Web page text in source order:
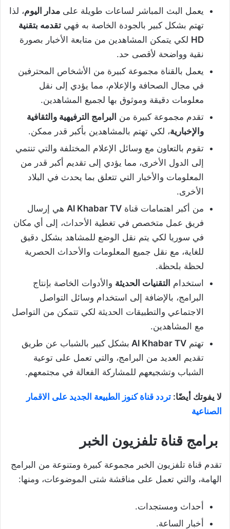
يعمل البث المباشر لساعات طويلة على مدار اليوم، لذا
تهتم بشكل كبير بالجودة الخاصة به فهي تقدمه بتقنية
HD لكي يتمكن المشاهدين من متابعة الأخبار بصورة
نقية وواضحة لأقصى حد.
يعمل بالقناة مجموعة كبيرة من الأشخاص المحترفين
في مجال الصحافة والإعلام، مما يؤدي إلى نقل
معلومات دقيقة وموثوق بها لجميع المشاهدين.
تقدم مجموعة كبيرة من البرامج الترفيهية والثقافية
والإخبارية، لكي تهتم بالمشاهدين بأكبر قدر ممكن.
تقوم بالتعاون مع وسائل الإعلام المختلفة والتي تنتمي
إلى الدول الأخرى، مما يؤدي إلى تقديم أكبر قدر من
المعلومات والأخبار التي تتعلق بما يحدث في البلاد
الأخرى.
من أكبر اهتمامات قناة Al Khabar TV هي إرسال
فريق عمل متخصص في تغطية الأحداث، إلى أي مكان
في سوريا لكي يتم نقل الوضع للمشاهد بشكل دقيق
للغاية، مع نقل جميع المعلومات والأحداث الحصرية
لحظة بلحظة.
استخدام التقنيات الحديثة والأدوات الخاصة بإنتاج
البرامج، بالإضافة إلى استخدام وسائل التواصل
الاجتماعي والتطبيقات الحديثة لكي تتمكن من التواصل
مع المشاهدين.
تهتم Al Khabar TV بشكل كبير بالشباب عن طريق
تقديم العديد من البرامج، والتي تعمل على توعية
الشباب وتشجيعهم للمشاركة الفعالة في مجتمعهم.
لا يفوتك أيضًا: تردد قناة كنوز الطبيعة الجديد على الاقمار
الصناعية
برامج قناة تلفزيون الخبر
تقدم قناة تلفزيون الخبر مجموعة كبيرة ومتنوعة من البرامج
الهامة، والتي تعمل على مناقشة شتى الموضوعات، ومنها:
أحداث ومستجدات.
أخبار الساعة.